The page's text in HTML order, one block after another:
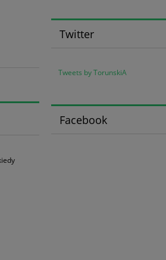
Twitter
Tweets by TorunskiA
Facebook